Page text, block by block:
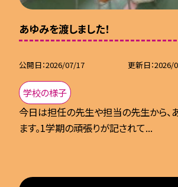
あゆみを渡しました！
公開日 2026/07/17 更新日 2026/
学校の様子
今日は担任の先生や担当の先生から、
ます。1学期の頑張りが記されて...